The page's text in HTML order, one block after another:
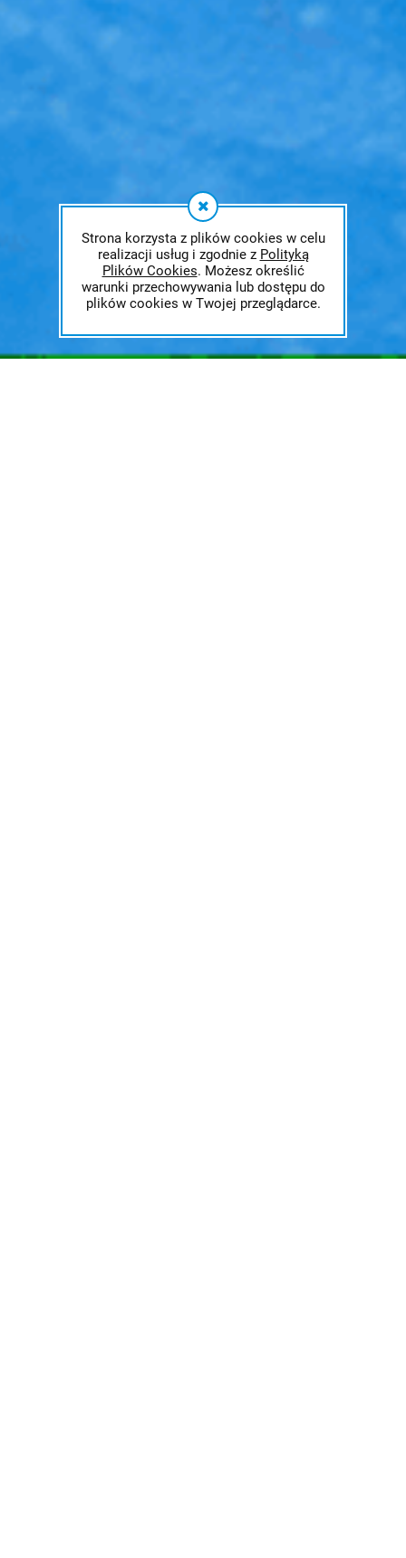
Strona korzysta z plików cookies w celu
realizacji usług i zgodnie z Polityką
Plików Cookies. Możesz określić
warunki przechowywania lub dostępu do
plików cookies w Twojej przeglądarce.